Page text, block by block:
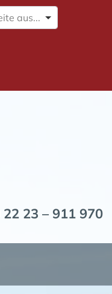
aus...
22 23 – 911 970